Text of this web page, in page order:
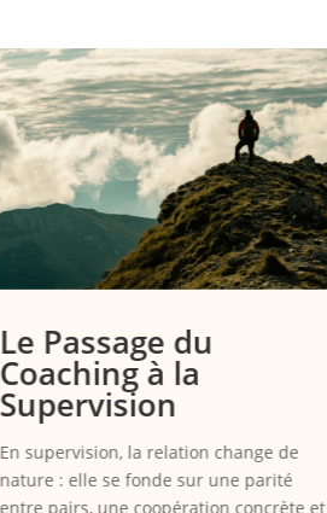
Le Passage du
Coaching à la
Supervision
En supervision, la relation change de
nature : elle se fonde sur une parité
entre pairs, une coopération concrète et